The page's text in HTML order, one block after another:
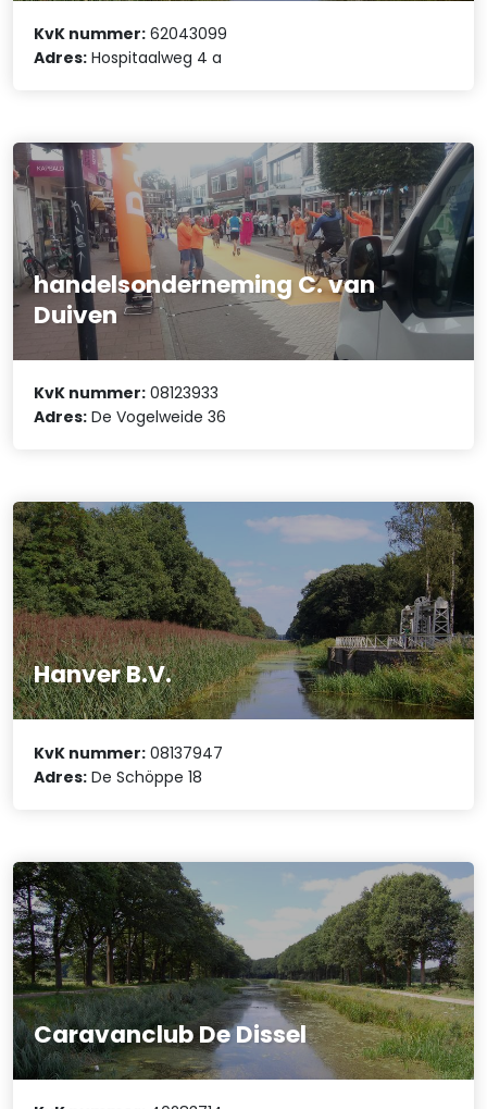
KvK nummer: 62043099
Adres: Hospitaalweg 4 a
handelsonderneming C. van
Duiven
KvK nummer: 08123933
Adres: De Vogelweide 36
Hanver B.V.
KvK nummer: 08137947
Adres: De Schöppe 18
Caravanclub De Dissel